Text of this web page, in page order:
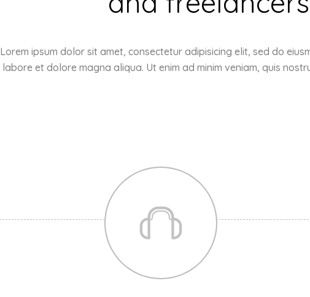
Lorem ipsum dolor sit amet, consectetur adipisicing elit, sed do
labore et dolore magna aliqua. Ut enim ad minim veniam, quis